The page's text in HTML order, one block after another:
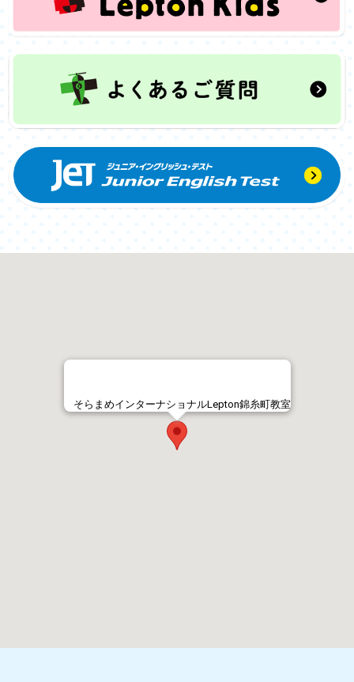
そらまめインターナショナルLepton錦糸町教室